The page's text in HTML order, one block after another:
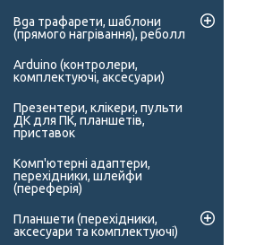
Bga трафарети, шаблони
(прямого нагрівання), реболл
Arduino (контролери,
комплектуючі, аксесуари)
Презентери, клікери, пульти
ДК для ПК, планшетів,
приставок
Комп'ютерні адаптери,
перехідники, шлейфи
(переферія)
Планшети (перехідники,
аксесуари та комплектуючі)